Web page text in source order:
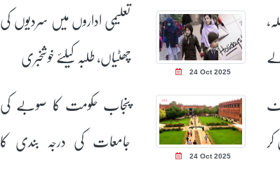
24 Oct 2025
تعلیمی اداروں میں سردیوں کی
چھٹیاں، طلبہ کیلئے خوشخبری
24 Oct 2025
پنجاب حکومت کا صوبے کی
جامعات کی درجہ بندی کا